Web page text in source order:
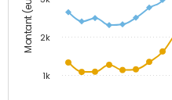
Montant (euros)
1k
2k